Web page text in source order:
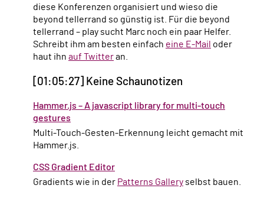
diese Konferenzen organisiert und wieso die
beyond tellerrand so günstig ist. Für die beyond
tellerrand – play sucht Marc noch ein paar Helfer.
Schreibt ihm am besten einfach eine E-Mail oder
haut ihn auf Twitteran.
[01:05:27] Keine Schaunotizen
Hammer.js – A javascript library for multi-touch
gestures
Multi-Touch-Gesten-Erkennung leicht gemacht mit
Hammer.js.
CSS Gradient Editor
Gradients wie in der Patterns Gallery selbst bauen.